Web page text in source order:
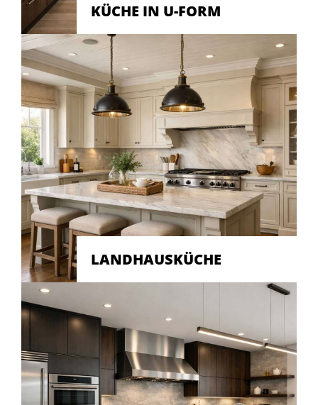
KÜCHE IN U-FORM
LANDHAUSKÜCHE